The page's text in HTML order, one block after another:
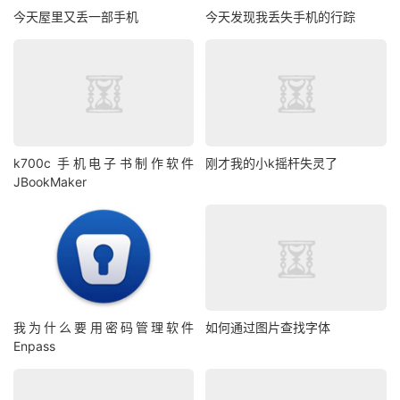
今天屋里又丢一部手机 今天发现我丢失手机的行踪
k700c 手机电子书制作软件
JBookMaker
刚才我的小k摇杆失灵了
我为什么要用密码管理软件
Enpass
如何通过图片查找字体